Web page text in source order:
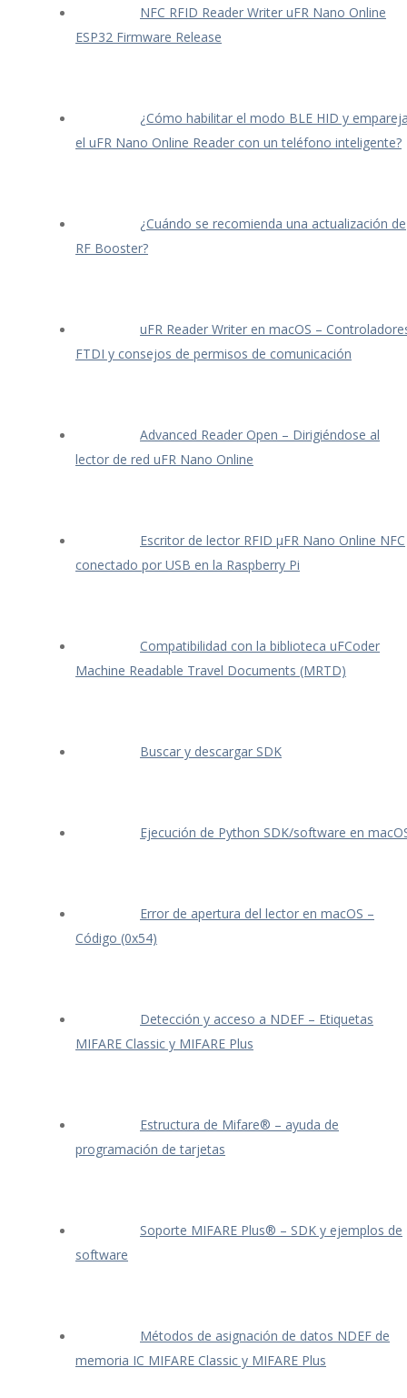
NFC RFID Reader Writer uFR Nano Online
ESP32 Firmware Release
¿Cómo habilitar el modo BLE HID y
el uFR Nano Online Reader con un teléfono inteligente?
¿Cuándo se recomienda una actualización de
RF Booster?
uFR Reader Writer en macOS –
FTDI y consejos de permisos de comunicación
Advanced Reader Open – Dirigiéndose al
lector de red uFR Nano Online
Escritor de lector RFID μFR Nano Online NFC
conectado por USB en la Raspberry Pi
Compatibilidad con la biblioteca uFCoder
Machine Readable Travel Documents (MRTD)
Buscar y descargar SDK
Ejecución de Python SDK/software en
Error de apertura del lector en macOS –
Código (0x54)
Detección y acceso a NDEF – Etiquetas
MIFARE Classic y MIFARE Plus
Estructura de Mifare® – ayuda de
programación de tarjetas
Soporte MIFARE Plus® – SDK y ejemplos de
software
Métodos de asignación de datos NDEF de
memoria IC MIFARE Classic y MIFARE Plus